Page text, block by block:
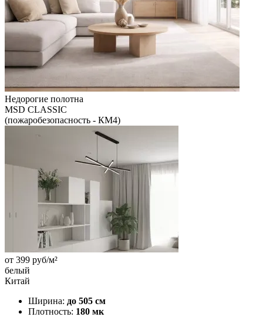
Недорогие полотна
MSD CLASSIC
(пожаробезопасность - КМ4)
от 399 руб/м²
белый
Китай
Ширина: до 505 см
Плотность: 180 мк